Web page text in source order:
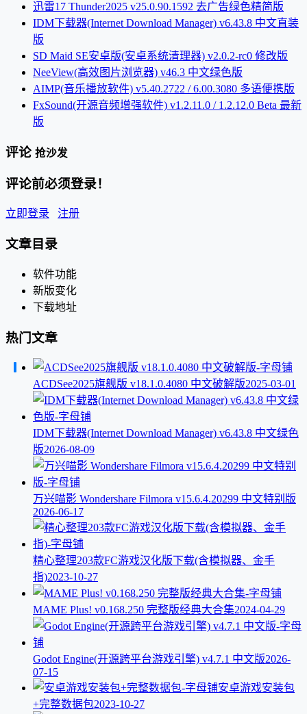
迅雷17 Thunder2025 v25.0.90.1592 去广告绿色精简版
IDM下载器(Internet Download Manager) v6.43.8 中文直装
版
SD Maid SE安卓版(安卓系统清理器) v2.0.2-rc0 修改版
NeeView(高效图片浏览器) v46.3 中文绿色版
AIMP(音乐播放软件) v5.40.2722 / 6.00.3080 多语便携版
FxSound(开源音频增强软件) v1.2.11.0 / 1.2.12.0 Beta 最新
版
评论 抢沙发
评论前必须登录！
立即登录 注册
文章目录
软件功能
新版变化
下载地址
热门文章
ACDSee2025旗舰版 v18.1.0.4080 中文破解版2025-03-01
IDM下载器(Internet Download Manager) v6.43.8 中文绿色
版2026-08-09
万兴喵影 Wondershare Filmora v15.6.4.20299 中文特别版
2026-06-17
精心整理203款FC游戏汉化版下载(含模拟器、金手
指)2023-10-27
MAME Plus! v0.168.250 完整版经典大合集2024-04-29
Godot Engine(开源跨平台游戏引擎) v4.7.1 中文版2026-
07-15
安卓游戏安装包
+完整数据包2023-10-27